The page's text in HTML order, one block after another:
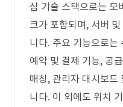
심 기술 스택으로는 모
크가 포함되며, 서버
니다. 주요 기능으로는
예약 및 결제 기능, 공
매칭, 관리자 대시보드
니다. 이 외에도 위치